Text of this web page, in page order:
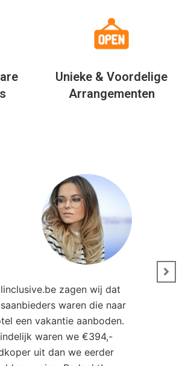
Unieke & Voordelige
Arrangementen
zagen wij dat
waren die naar
een vakantie aanboden.
waren we €394,-
uit dan we eerder